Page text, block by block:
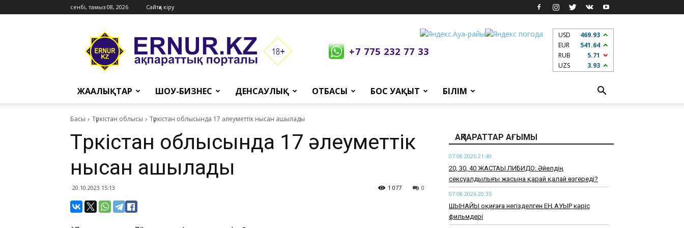
сенбі, тамыз 08, 2026 Сайтқа кіру
Ernur
Press
+7 775 232 77 33
USD
469.93
EUR
541.64
RUB
5.71
UZS
3.93
ЖАҢАЛЫҚТАР ШОУ-БИЗНЕС ДЕНСАУЛЫҚ ОТБАСЫ БОС УАҚЫТ БІЛІМ
Басы Түркістан облысы Түркістан облысында 17 әлеуметтік нысан ашылады
Түркістан облысында 17 әлеуметтік
нысан ашылады
20.10.2023 15:13 0
1 077
АҚПАРАТТАР АҒЫМЫ
07.08.2026 21:40
​20, 30, 40 ЖАСТАҒЫ ЛИБИДО: Әйелдің
сексуалдылығы жасына қарай қалай өзгереді?
07.08.2026 20:35
​ШЫНАЙЫ оқиғаға негізделген ЕҢ АУЫР кәріс
фильмдері